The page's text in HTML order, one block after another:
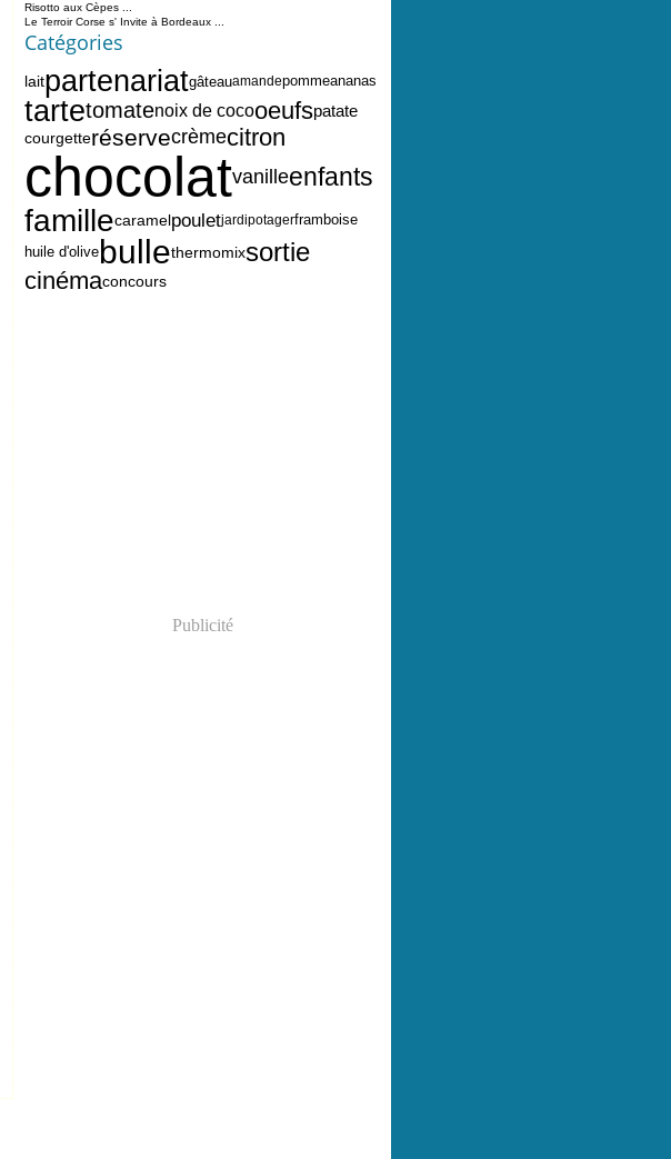
Risotto aux Cèpes ...
Le Terroir Corse s' Invite à Bordeaux ...
Catégories
laitpartenariatgâteauamandepommeananas
tartetomatenoix de cocooeufspatate
courgetteréservecrèmecitron
chocolatvanilleenfants
famillecaramelpouletjardipotagerframboise
huile d'olivebullethermomixsortie
cinémaconcours
Publicité